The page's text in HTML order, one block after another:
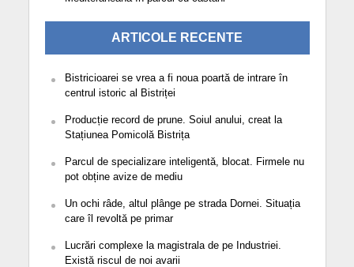
ARTICOLE RECENTE
Bistricioarei se vrea a fi noua poartă de intrare în
centrul istoric al Bistriței
Producție record de prune. Soiul anului, creat la
Stațiunea Pomicolă Bistrița
Parcul de specializare inteligentă, blocat. Firmele nu
pot obține avize de mediu
Un ochi râde, altul plânge pe strada Dornei. Situația
care îl revoltă pe primar
Lucrări complexe la magistrala de pe Industriei.
Există riscul de noi avarii